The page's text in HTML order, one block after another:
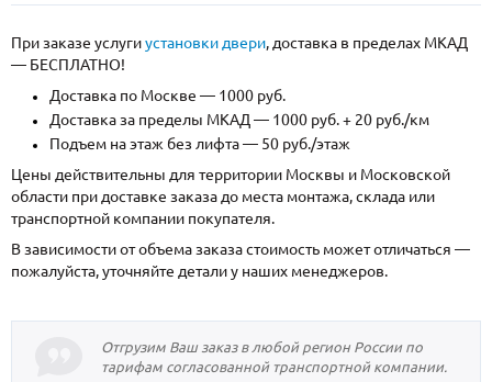
При заказе услугиустановки двери, доставка в пределах МКАД
— БЕСПЛАТНО!
Доставка по Москве — 1000 руб.
Доставка за пределы МКАД — 1000 руб. + 20 руб./км
Подъем на этаж без лифта — 50 руб./этаж
Цены действительны для территории Москвы и Московской
области при доставке заказа до места монтажа, склада или
транспортной компании покупателя.
В зависимости от объема заказа стоимость может отличаться —
пожалуйста, уточняйте детали у наших менеджеров.
Отгрузим Ваш заказ в любой регион России по
тарифам согласованной транспортной компании.